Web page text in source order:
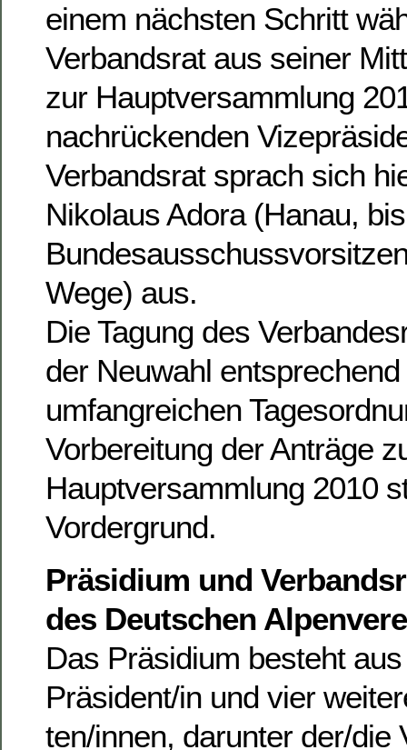
einem nächsten Schritt
Verbandsrat aus seiner
zur Hauptversammlung
nachrückenden
Verbandsrat sprach sich
Nikolaus Adora (Hanau,
Wege) aus.
Die Tagung des
der Neuwahl
umfangreichen
Vorbereitung der Anträge
Hauptversammlung 2010
Vordergrund.
Präsidium und
des Deutschen
Das Präsidium besteht
Präsident/in und vier
ten/innen, darunter der/die